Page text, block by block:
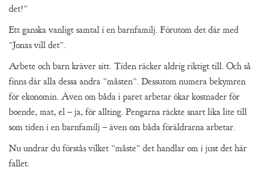
det!”
Ett ganska vanligt samtal i en barnfamilj. Förutom det där med
”Jonas vill det”.
Arbete och barn kräver sitt. Tiden räcker aldrig riktigt till. Och så
finns där alla dessa andra ”måsten”. Dessutom numera bekymren
för ekonomin. Även om båda i paret arbetar ökar kostnader för
boende, mat, el – ja, för allting. Pengarna räckte snart lika lite till
som tiden i en barnfamilj – även om båda föräldrarna arbetar.
Nu undrar du förstås vilket ”måste” det handlar om i just det här
fallet.